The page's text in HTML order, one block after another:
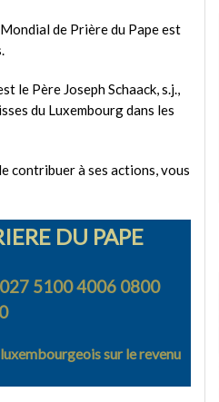
de Prière du Pape est
le Père Joseph Schaack, s.j.,
du Luxembourg dans les
contribuer à ses actions, vous
DU PAPE
5100 4006 0800
sur le revenu